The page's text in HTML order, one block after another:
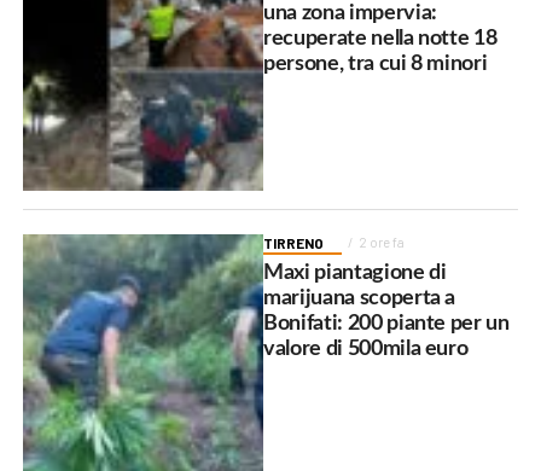
una zona impervia:
recuperate nella notte 18
persone, tra cui 8 minori
TIRRENO 2 ore fa
Maxi piantagione di
marijuana scoperta a
Bonifati: 200 piante per un
valore di 500mila euro